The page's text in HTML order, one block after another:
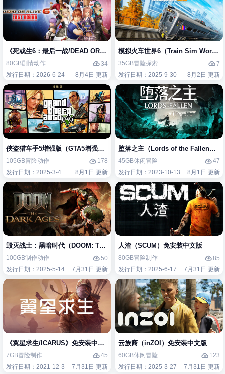
《死或生6：最后一战/DEAD OR ALIVE 6 Last Round》免安装中文版
80GB剧情动作
34
发行日期：2026-6-24
8月4日 更新
模拟火车世界6（Train Sim World 6
35GB冒险探索
7
发行日期：2025-9-30
8月2日 更新
侠盗猎车手5增强版（GTA5增强版（Grand Theft Auto V Enhanced）免安
105GB冒险动作
178
发行日期：2025-3-4
8月1日 更新
堕落之主（Lords of the Fallen）免
45GB休闲冒险
47
发行日期：2023-10-13
8月1日 更新
毁灭战士：黑暗时代（DOOM: The Dark Ages）免安装中文版
100GB制作动作
50
发行日期：2025-5-14
7月31日 更新
人渣（SCUM）免安装中文版
80GB冒险制作
85
发行日期：2025-6-17
7月31日 更新
《翼星求生/ICARUS》免安装中文版
7GB冒险制作
45
发行日期：2021-12-3
7月31日 更新
云族裔（inZOI）免安装中文版
60GB休闲冒险
123
发行日期：2025-3-27
7月31日 更新